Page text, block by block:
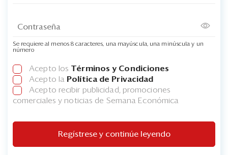
Se requiere al menos 8 caracteres, una mayúscula, una minúscula y un
número
Acepto los Términos y Condiciones
Acepto la Política de Privacidad
Acepto recibir publicidad, promociones
comerciales y noticias de Semana Económica
Regístrese y continúe leyendo